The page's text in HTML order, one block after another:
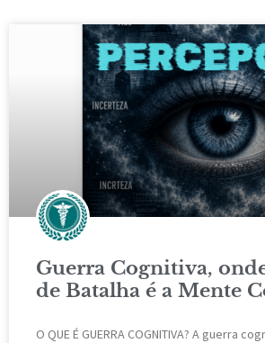
Guerra Cognitiva,
de Batalha é a Mente
O QUE É GUERRA COGNITIVA? A guerra